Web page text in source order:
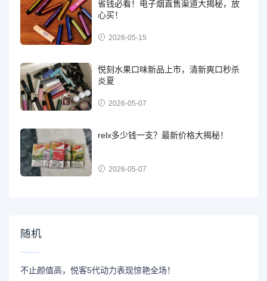
省钱必看！电子烟直售渠道大揭秘，放
心买！
2026-05-15
悦刻水果口味新品上市，清新爽口秒杀
炎夏
2026-05-07
relx多少钱一支？最新价格大揭秘！
2026-05-07
随机
不止颜值高，悦客5代动力表现惊艳全场！